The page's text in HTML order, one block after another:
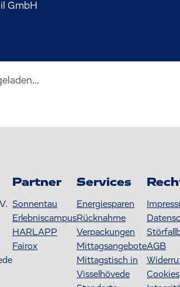
GmbH
Partner
Sonnentau
Erlebniscampus
HARLAPP
Fairox
Services
Energiesparen
Rücknahme
Verpackungen
Mittagsangebote
Mittagstisch in
Visselhövede
AGB
Cookies